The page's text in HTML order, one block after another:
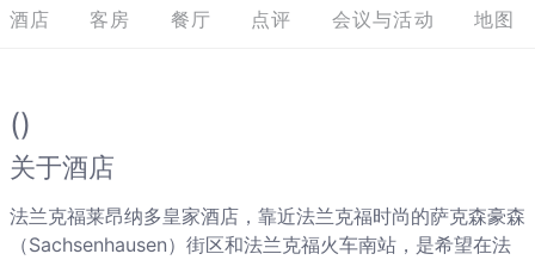
酒店 客房 餐厅 点评 会议与活动 地图
()
关于酒店
法兰克福莱昂纳多皇家酒店，靠近法兰克福时尚的萨克森豪森
（Sachsenhausen）街区和法兰克福火车南站，是希望在法